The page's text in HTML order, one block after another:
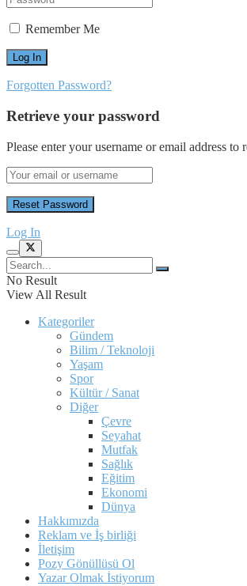
Remember Me
Forgotten Password?
Retrieve your password
Please enter your username or email address to
Log In
No Result
View All Result
Kategoriler
Gündem
Bilim / Teknoloji
Yaşam
Spor
Kültür / Sanat
Diğer
Çevre
Seyahat
Mutfak
Sağlık
Eğitim
Ekonomi
Dünya
Hakkımızda
Reklam ve İş birliği
İletişim
Pozy Gönüllüsü Ol
Yazar Olmak İstiyorum